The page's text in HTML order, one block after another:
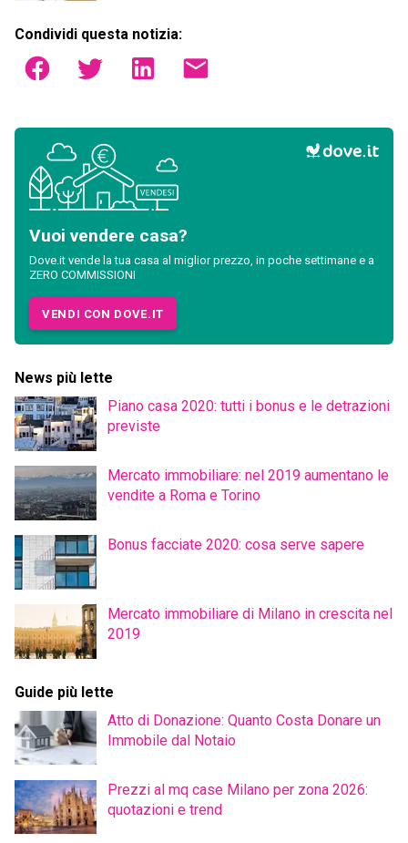
Condividi questa notizia:
Vuoi vendere casa?
Dove.it vende la tua casa al miglior prezzo, in poche settimane e a
ZERO COMMISSIONI
VENDI CON DOVE.IT
News più lette
Piano casa 2020: tutti i bonus e le detrazioni
previste
Mercato immobiliare: nel 2019 aumentano le
vendite a Roma e Torino
Bonus facciate 2020: cosa serve sapere
Mercato immobiliare di Milano in crescita nel
2019
Guide più lette
Atto di Donazione: Quanto Costa Donare un
Immobile dal Notaio
Prezzi al mq case Milano per zona 2026:
quotazioni e trend